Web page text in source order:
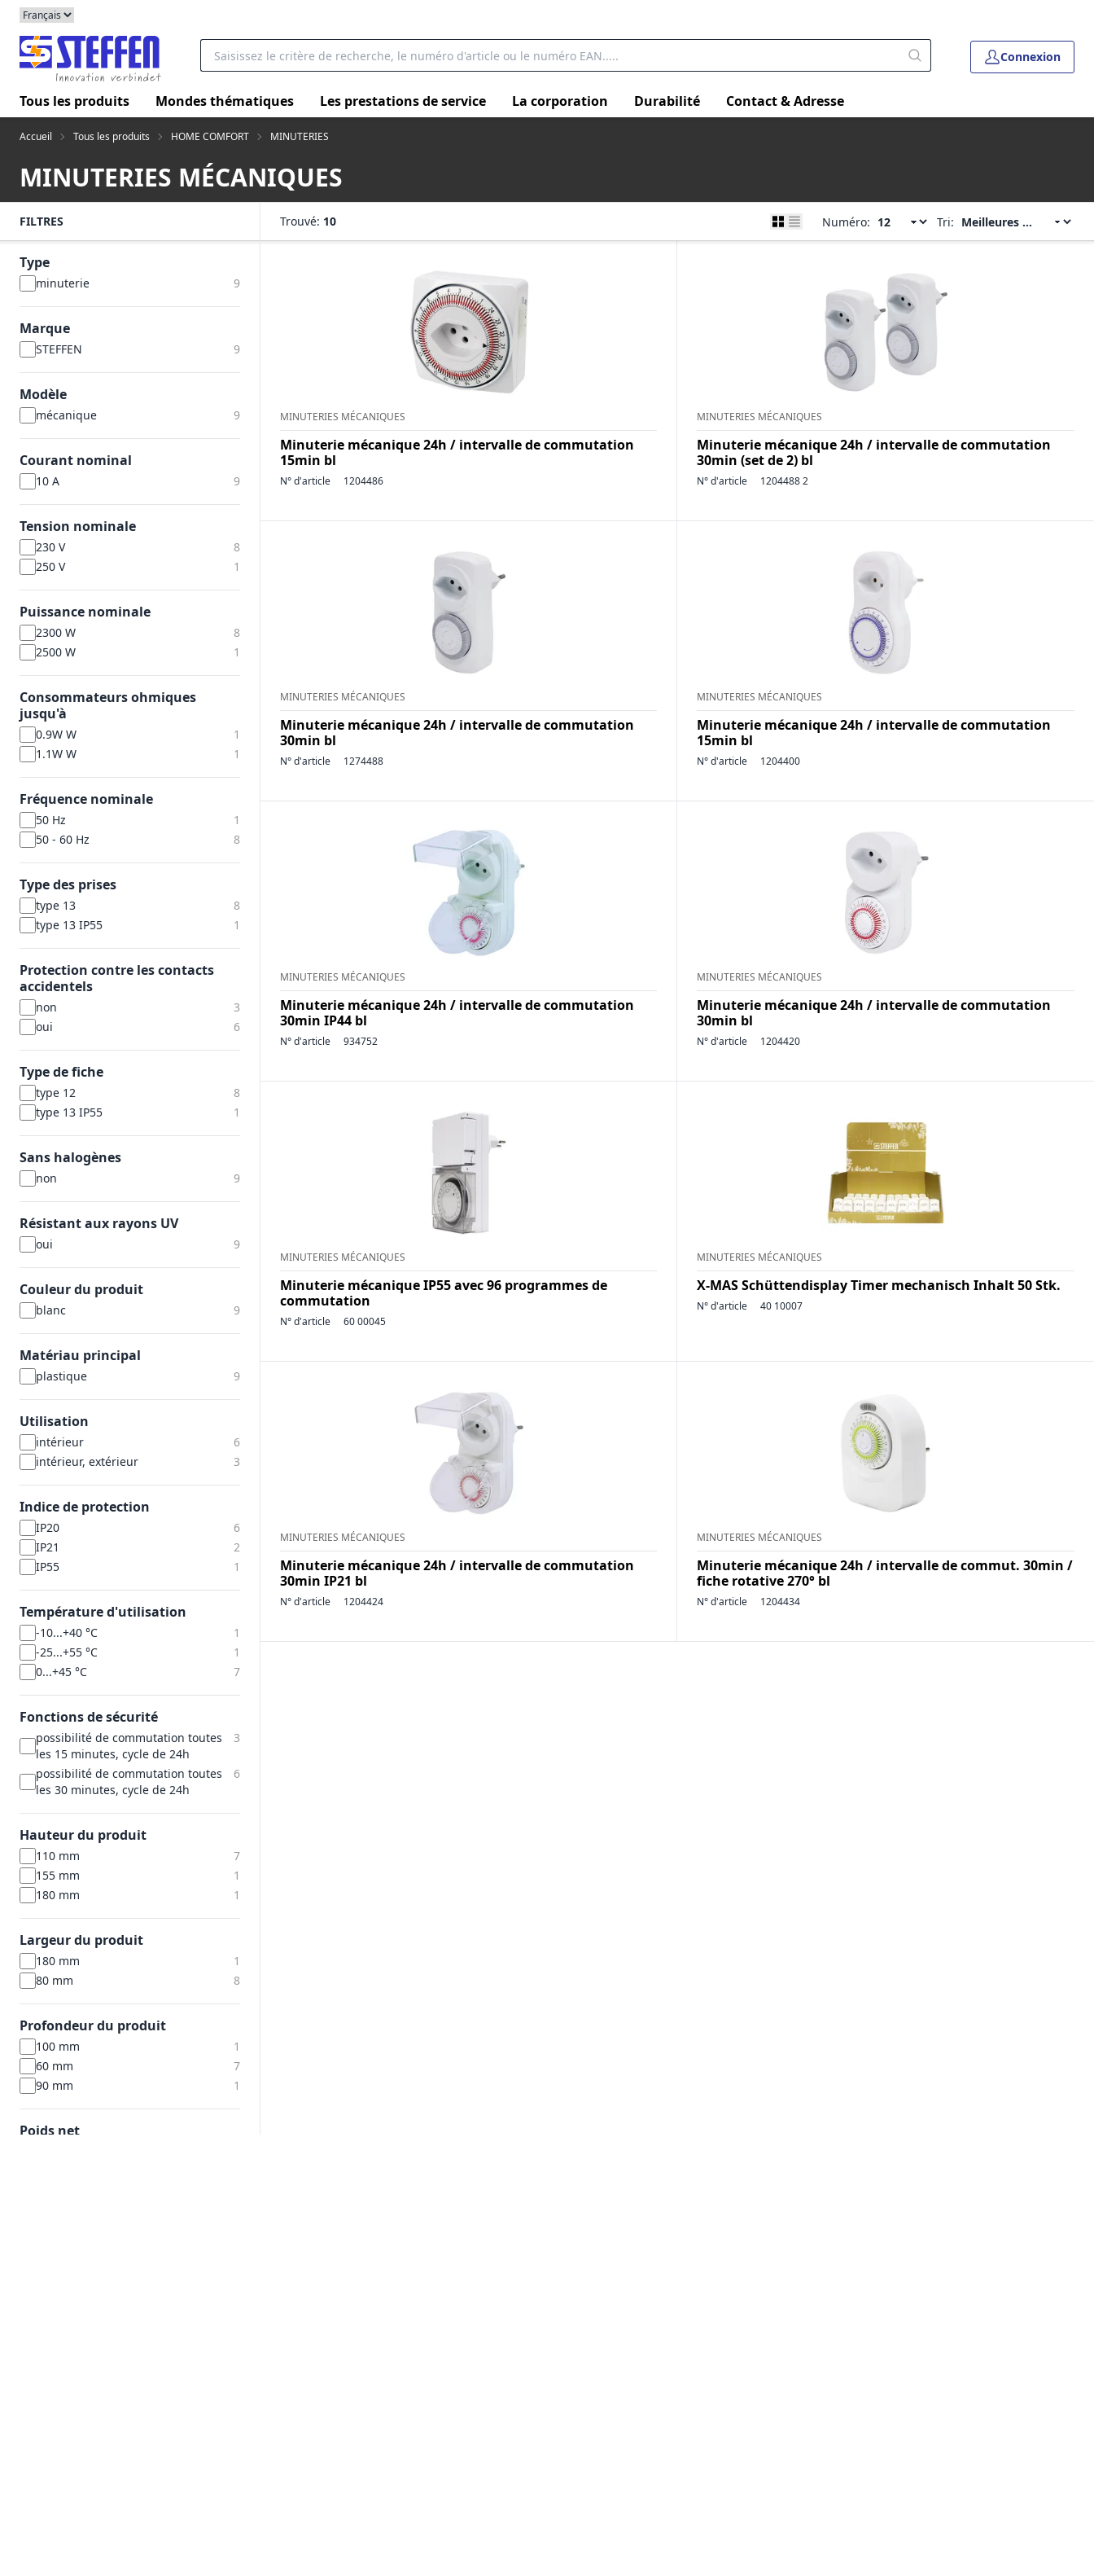
Connexion
Tous les produits Mondes thématiques Les prestations de service La corporation Durabilité Contact & Adresse
Accueil Tous les produits HOME COMFORT MINUTERIES
MINUTERIES MÉCANIQUES
FILTRES
Type
minuterie 9
Marque
STEFFEN 9
Modèle
mécanique 9
Courant nominal
10 A 9
Tension nominale
230 V
8
250 V
1
Puissance nominale
2300 W
8
2500 W
1
Consommateurs ohmiques
jusqu'à
0.9W W
1
1.1W W
1
Fréquence nominale
50 Hz
1
50 - 60 Hz
8
Type des prises
type 13
8
type 13 IP55
1
Protection contre les contacts
accidentels
non
3
oui
6
Type de fiche
type 12
8
type 13 IP55
1
Sans halogènes
non 9
Résistant aux rayons UV
oui 9
Couleur du produit
blanc 9
Matériau principal
plastique 9
Utilisation
intérieur
6
intérieur, extérieur
3
Indice de protection
IP20
6
IP21
2
IP55
1
Température d'utilisation
-10...+40 °C
1
-25...+55 °C
1
0...+45 °C
7
Fonctions de sécurité
possibilité de commutation toutes
les 15 minutes, cycle de 24h
3
possibilité de commutation toutes
les 30 minutes, cycle de 24h
6
Hauteur du produit
110 mm
7
155 mm
1
180 mm
1
Largeur du produit
180 mm
1
80 mm
8
Profondeur du produit
100 mm
1
60 mm
7
90 mm
1
Poids net
Trouvé: 10 Numéro: Tri:
MINUTERIES MÉCANIQUES
Minuterie mécanique 24h / intervalle de commutation
15min bl
N° d'article 1204486
MINUTERIES MÉCANIQUES
Minuterie mécanique 24h / intervalle de commutation
30min (set de 2) bl
N° d'article 1204488 2
MINUTERIES MÉCANIQUES
Minuterie mécanique 24h / intervalle de commutation
30min bl
N° d'article 1274488
MINUTERIES MÉCANIQUES
Minuterie mécanique 24h / intervalle de commutation
15min bl
N° d'article 1204400
MINUTERIES MÉCANIQUES
Minuterie mécanique 24h / intervalle de commutation
30min IP44 bl
N° d'article 934752
MINUTERIES MÉCANIQUES
Minuterie mécanique 24h / intervalle de commutation
30min bl
N° d'article 1204420
MINUTERIES MÉCANIQUES
Minuterie mécanique IP55 avec 96 programmes de
commutation
N° d'article 60 00045
MINUTERIES MÉCANIQUES
X-MAS Schüttendisplay Timer mechanisch Inhalt 50 Stk.
N° d'article 40 10007
MINUTERIES MÉCANIQUES
Minuterie mécanique 24h / intervalle de commutation
30min IP21 bl
N° d'article 1204424
MINUTERIES MÉCANIQUES
Minuterie mécanique 24h / intervalle de commut. 30min /
fiche rotative 270° bl
N° d'article 1204434